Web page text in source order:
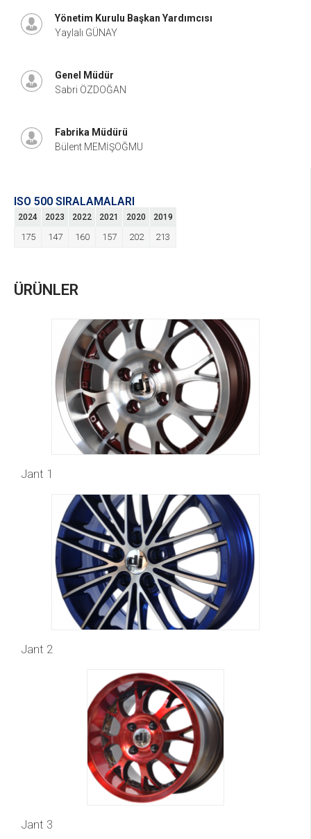
ISO 500 SIRALAMALARI
2024 2023 2022 2021 2020 2019
175 147 160 157 202 213
ÜRÜNLER
Jant 1
Jant 2
Jant 3
Yönetim Kurulu Başkan Yardımcısı
Yaylalı GÜNAY
Genel Müdür
Sabri ÖZDOĞAN
Fabrika Müdürü
Bülent MEMİŞOĞMU